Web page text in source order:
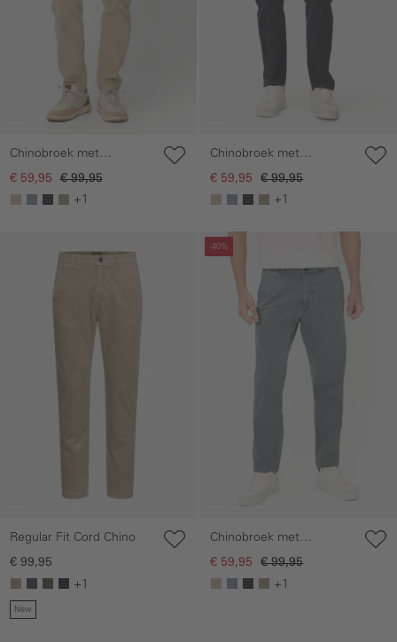
Chinobroek met
elastische tailleband
€ 59,95
€ 99,95
+1
Chinobroek met
elastische tailleband
€ 59,95
€ 99,95
+1
Regular Fit Cord Chino
€ 99,95
+1
New
-40%
Galerie overslaan
Chinobroek met
elastische tailleband
€ 59,95
€ 99,95
+1